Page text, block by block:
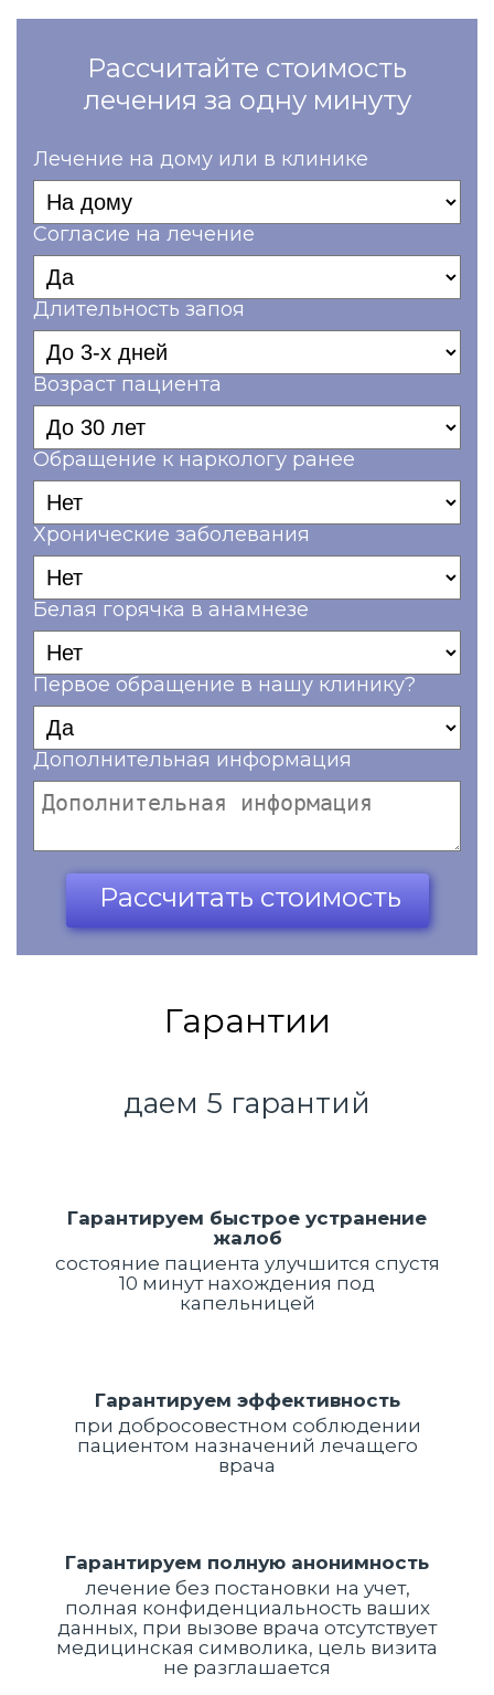
Рассчитайте стоимость
лечения за одну минуту
Лечение на дому или в клинике
Согласие на лечение
Длительность запоя
Возраст пациента
Обращение к наркологу ранее
Хронические заболевания
Белая горячка в анамнезе
Первое обращение в нашу клинику?
Дополнительная информация
Рассчитать стоимость
Ваш телефон*
Гарантии
даем 5 гарантий
Гарантируем быстрое устранение
жалоб
состояние пациента улучшится спустя
10 минут нахождения под
капельницей
Гарантируем эффективность
при добросовестном соблюдении
пациентом назначений лечащего
врача
Гарантируем полную анонимность
лечение без постановки на учет,
полная конфиденциальность ваших
данных, при вызове врача отсутствует
медицинская символика, цель визита
не разглашается